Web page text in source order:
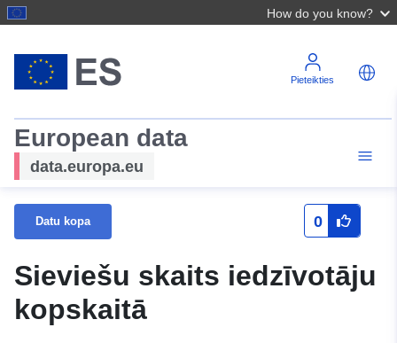
How do you know?
Pieteikties
European data
data.europa.eu
Datu kopa 0
Sieviešu skaits iedzīvotāju
kopskaitā